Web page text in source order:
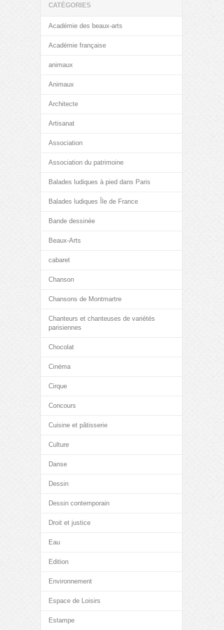
CATÉGORIES
Académie des beaux-arts
Académie française
animaux
Animaux
Architecte
Artisanat
Association
Association du patrimoine
Balades ludiques à pied dans Paris
Balades ludiques Île de France
Bande dessinée
Beaux-Arts
cabaret
Chanson
Chansons de Montmartre
Chanteurs et chanteuses de variétés
parisiennes
Chocolat
Cinéma
Cirque
Concours
Cuisine et pâtisserie
Culture
Danse
Dessin
Dessin contemporain
Droit et justice
Eau
Edition
Environnement
Espace de Loisirs
Estampe